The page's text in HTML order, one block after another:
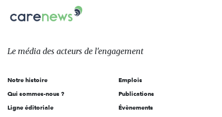
sur:
Carenews,
Le
des
l'engagement
Le média des acteurs de l'engagement
Notre histoire
Qui sommes-nous ?
Ligne éditoriale
Emplois
Publications
Évènements